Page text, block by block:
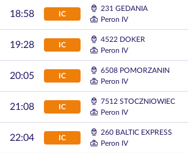
18:58 IC
231 GEDANIA
Peron IV
19:28 IC
4522 DOKER
Peron IV
20:05 IC
6508 POMORZANIN
Peron IV
21:08 IC
7512 STOCZNIOWIEC
Peron IV
22:04 IC
260 BALTIC EXPRESS
Peron IV